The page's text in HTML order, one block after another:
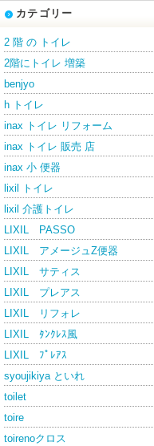
カテゴリー
2 階 の トイレ
2階にトイレ 増築
benjyo
h トイレ
inax トイレ リフォーム
inax トイレ 販売 店
inax 小 便器
lixil トイレ
lixil 介護トイレ
LIXIL PASSO
LIXIL アメージュZ便器
LIXIL サティス
LIXIL プレアス
LIXIL リフォレ
LIXIL ﾀﾝｸﾚｽ風
LIXIL ﾌﾟﾚｱｽ
syoujikiya といれ
toilet
toire
toirenoクロス